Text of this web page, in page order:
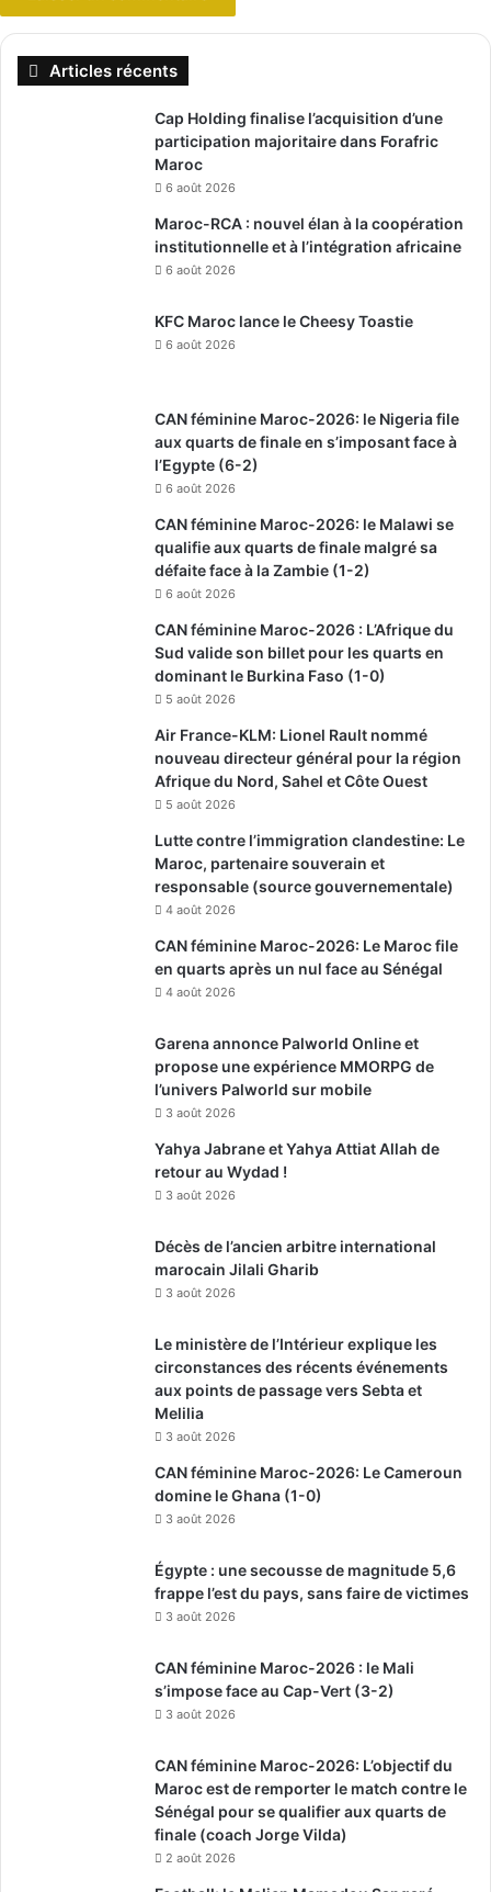
Articles récents
Cap Holding finalise l’acquisition d’une
participation majoritaire dans Forafric
Maroc
6 août 2026
Maroc-RCA : nouvel élan à la coopération
institutionnelle et à l’intégration africaine
6 août 2026
KFC Maroc lance le Cheesy Toastie
6 août 2026
CAN féminine Maroc-2026: le Nigeria file
aux quarts de finale en s’imposant face à
l’Egypte (6-2)
6 août 2026
CAN féminine Maroc-2026: le Malawi se
qualifie aux quarts de finale malgré sa
défaite face à la Zambie (1-2)
6 août 2026
CAN féminine Maroc-2026 : L’Afrique du
Sud valide son billet pour les quarts en
dominant le Burkina Faso (1-0)
5 août 2026
Air France-KLM: Lionel Rault nommé
nouveau directeur général pour la région
Afrique du Nord, Sahel et Côte Ouest
5 août 2026
Lutte contre l’immigration clandestine: Le
Maroc, partenaire souverain et
responsable (source gouvernementale)
4 août 2026
CAN féminine Maroc-2026: Le Maroc file
en quarts après un nul face au Sénégal
4 août 2026
Garena annonce Palworld Online et
propose une expérience MMORPG de
l’univers Palworld sur mobile
3 août 2026
Yahya Jabrane et Yahya Attiat Allah de
retour au Wydad !
3 août 2026
Décès de l’ancien arbitre international
marocain Jilali Gharib
3 août 2026
Le ministère de l’Intérieur explique les
circonstances des récents événements
aux points de passage vers Sebta et
Melilia
3 août 2026
CAN féminine Maroc-2026: Le Cameroun
domine le Ghana (1-0)
3 août 2026
Égypte : une secousse de magnitude 5,6
frappe l’est du pays, sans faire de victimes
3 août 2026
CAN féminine Maroc-2026 : le Mali
s’impose face au Cap-Vert (3-2)
3 août 2026
CAN féminine Maroc-2026: L’objectif du
Maroc est de remporter le match contre le
Sénégal pour se qualifier aux quarts de
finale (coach Jorge Vilda)
2 août 2026